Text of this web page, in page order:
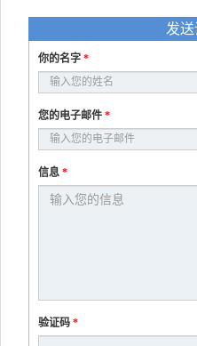
发
你的名字 *
您的电子邮件 *
信息 *
验证码 *